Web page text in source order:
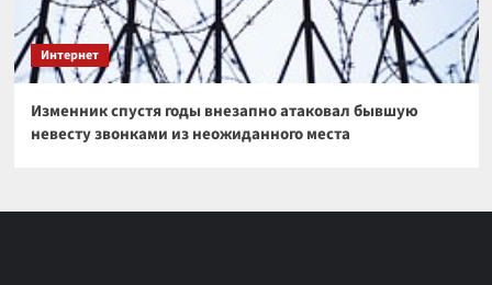
Интернет
Изменник спустя годы внезапно атаковал бывшую
невесту звонками из неожиданного места